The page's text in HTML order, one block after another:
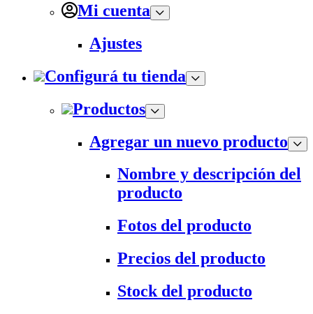
Mi cuenta
Ajustes
Configurá tu tienda
Productos
Agregar un nuevo producto
Nombre y descripción del
producto
Fotos del producto
Precios del producto
Stock del producto